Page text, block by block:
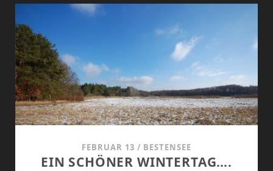
FEBRUAR 13 / BESTENSEE
EIN SCHÖNER WINTERTAG….